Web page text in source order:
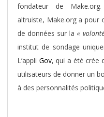
fondateur de
altruiste, Make.org a pour
de données sur la «
institut de sondage
L’appli Gov, qui a été crée
utilisateurs de donner un
à des personnalités